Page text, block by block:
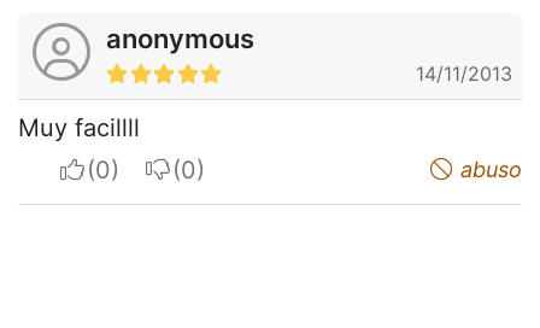
anonymous
14/11/2013
Muy facillll
I apreciateI do not appreciate abuso